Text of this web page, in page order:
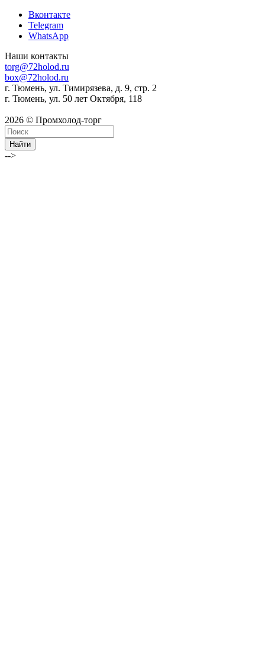
Вконтакте
Telegram
WhatsApp
Наши контакты
torg@72holod.ru
box@72holod.ru
г. Тюмень, ул. Тимирязева, д. 9, стр. 2
г. Тюмень, ул. 50 лет Октября, 118
2026 © Промхолод-торг
Найти
-->